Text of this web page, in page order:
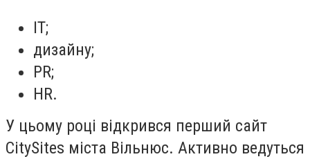
IT;
дизайну;
PR;
HR.
У цьому році відкрився перший сайт
CitySites міста Вільнюс. Активно ведуться